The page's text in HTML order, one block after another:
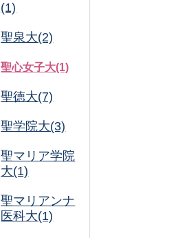
(1)
聖泉大(2)
聖心女子大(1)
聖徳大(7)
聖学院大(3)
聖マリア学院
大(1)
聖マリアンナ
医科大(1)